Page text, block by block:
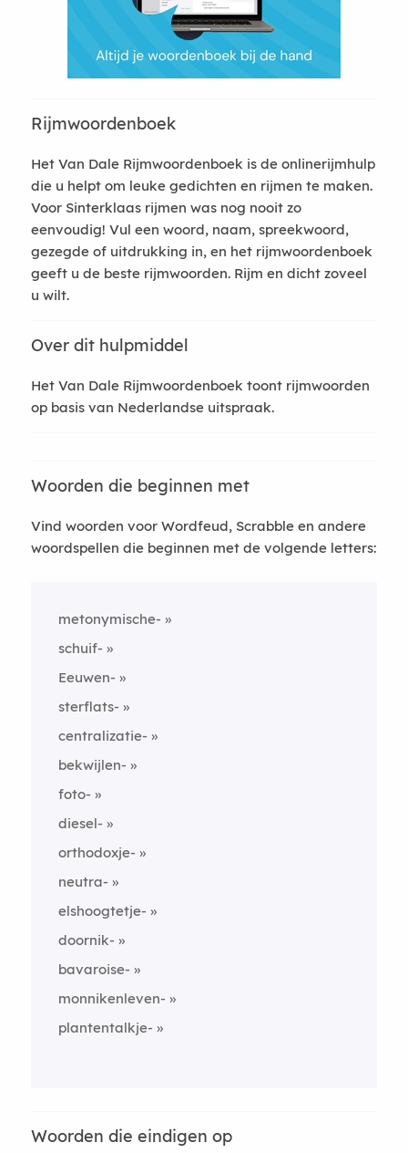
Rijmwoordenboek
Het Van Dale Rijmwoordenboek is de onlinerijmhulp
die u helpt om leuke gedichten en rijmen te maken.
Voor Sinterklaas rijmen was nog nooit zo
eenvoudig! Vul een woord, naam, spreekwoord,
gezegde of uitdrukking in, en het rijmwoordenboek
geeft u de beste rijmwoorden. Rijm en dicht zoveel
u wilt.
Over dit hulpmiddel
Het Van Dale Rijmwoordenboek toont rijmwoorden
op basis van Nederlandse uitspraak.
Woorden die beginnen met
Vind woorden voor Wordfeud, Scrabble en andere
woordspellen die beginnen met de volgende letters:
metonymische-
schuif-
Eeuwen-
sterflats-
centralizatie-
bekwijlen-
foto-
diesel-
orthodoxje-
neutra-
elshoogtetje-
doornik-
bavaroise-
monnikenleven-
plantentalkje-
Woorden die eindigen op